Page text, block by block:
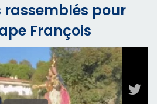
rassemblés pour
François